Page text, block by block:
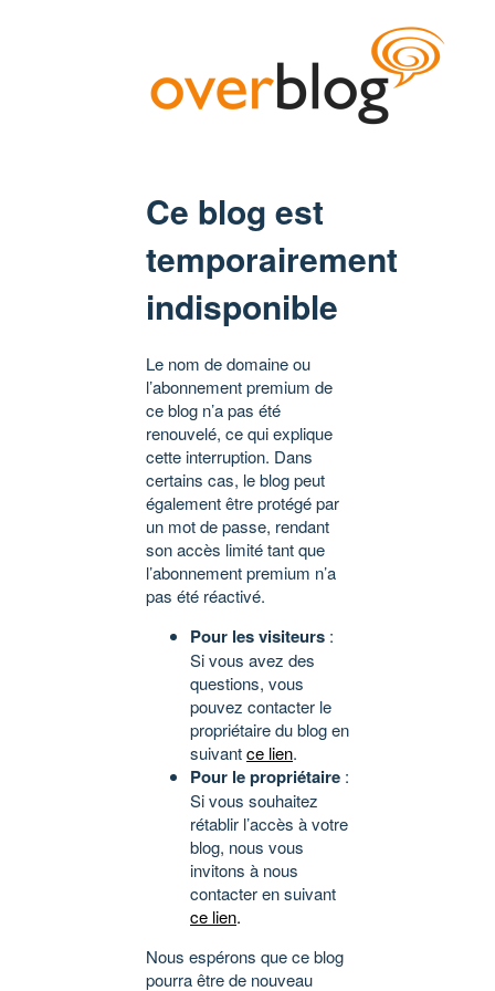
Ce blog est
temporairement
indisponible
Le nom de domaine ou
l’abonnement premium de
ce blog n’a pas été
renouvelé, ce qui explique
cette interruption. Dans
certains cas, le blog peut
également être protégé par
un mot de passe, rendant
son accès limité tant que
l’abonnement premium n’a
pas été réactivé.
Pour les visiteurs :
Si vous avez des
questions, vous
pouvez contacter le
propriétaire du blog en
suivantce lien.
Pour le propriétaire :
Si vous souhaitez
rétablir l’accès à votre
blog, nous vous
invitons à nous
contacter en suivant
ce lien.
Nous espérons que ce blog
pourra être de nouveau